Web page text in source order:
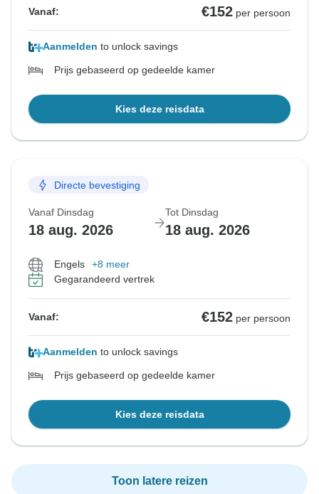
Vanaf: €152 per persoon
Aanmelden to unlock savings
Prijs gebaseerd op gedeelde kamer
Kies deze reisdata
Directe bevestiging
Vanaf Dinsdag
18 aug. 2026
Tot Dinsdag
18 aug. 2026
Engels
+8 meer
Gegarandeerd vertrek
Vanaf: €152 per persoon
Aanmelden to unlock savings
Prijs gebaseerd op gedeelde kamer
Kies deze reisdata
Toon latere reizen